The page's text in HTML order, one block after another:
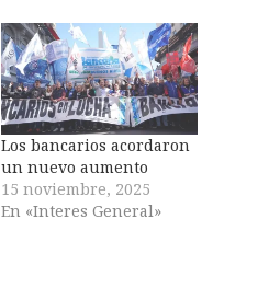
Los bancarios acordaron
un nuevo aumento
15 noviembre, 2025
En «Interes General»